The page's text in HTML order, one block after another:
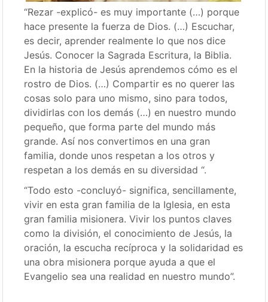
“Rezar -explicó- es muy importante (…) porque
hace presente la fuerza de Dios. (…) Escuchar,
es decir, aprender realmente lo que nos dice
Jesús. Conocer la Sagrada Escritura, la Biblia.
En la historia de Jesús aprendemos cómo es el
rostro de Dios. (…) Compartir es no querer las
cosas solo para uno mismo, sino para todos,
dividirlas con los demás (…) en nuestro mundo
pequeño, que forma parte del mundo más
grande. Así nos convertimos en una gran
familia, donde unos respetan a los otros y
respetan a los demás en su diversidad “.
“Todo esto -concluyó- significa, sencillamente,
vivir en esta gran familia de la Iglesia, en esta
gran familia misionera. Vivir los puntos claves
como la división, el conocimiento de Jesús, la
oración, la escucha recíproca y la solidaridad es
una obra misionera porque ayuda a que el
Evangelio sea una realidad en nuestro mundo”.